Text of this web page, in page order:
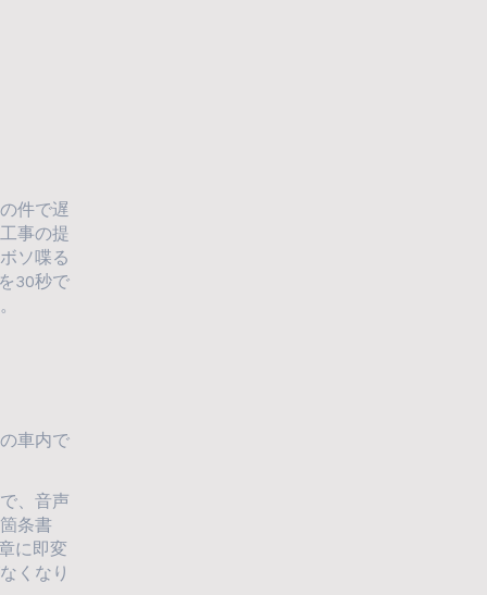
件で遅
事の提
ソ喋る
30秒で
車内で
、音声
条書
に即変
くなり